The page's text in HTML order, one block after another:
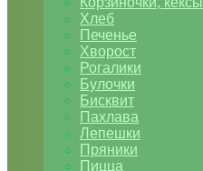
Хлеб
Печенье
Хворост
Рогалики
Булочки
Бисквит
Пахлава
Лепешки
Пряники
Пицца